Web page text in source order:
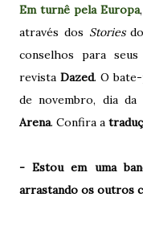
Em turnê pela Europa,
através dos Storiesdo
conselhos para
revista Dazed. O
de novembro, dia da
Arena. Confira a
- Estou em uma
arrastando os outros